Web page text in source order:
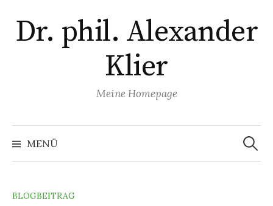
Inhalt
überspringen
Dr. phil. Alexander
Klier
Meine Homepage
MENÜ
Suchen
nach:
BLOGBEITRAG